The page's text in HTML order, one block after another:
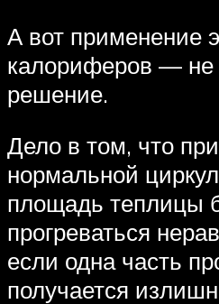
А вот применение
калориферов — не
решение.
Дело в том, что
нормальной
площадь теплицы
прогреваться
если одна часть
получается